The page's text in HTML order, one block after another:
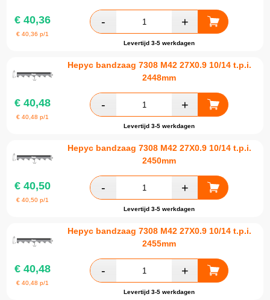
€ 40,36
€40,36 p/1
Levertijd 3-5 werkdagen
Hepyc bandzaag 7308 M42 27X0.9 10/14 t.p.i.
2448mm
€ 40,48
€40,48 p/1
Levertijd 3-5 werkdagen
Hepyc bandzaag 7308 M42 27X0.9 10/14 t.p.i.
2450mm
€ 40,50
€40,50 p/1
Levertijd 3-5 werkdagen
Hepyc bandzaag 7308 M42 27X0.9 10/14 t.p.i.
2455mm
€ 40,48
€40,48 p/1
Levertijd 3-5 werkdagen